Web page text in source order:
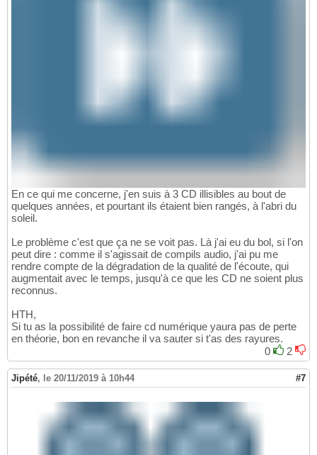
En ce qui me concerne, j'en suis à 3 CD illisibles au bout de
quelques années, et pourtant ils étaient bien rangés, à l'abri du
soleil.
Le problème c'est que ça ne se voit pas. Là j'ai eu du bol, si l'on
peut dire : comme il s'agissait de compils audio, j'ai pu me
rendre compte de la dégradation de la qualité de l'écoute, qui
augmentait avec le temps, jusqu'à ce que les CD ne soient plus
reconnus.
HTH,
Si tu as la possibilité de faire cd numérique yaura pas de perte
en théorie, bon en revanche il va sauter si t'as des rayures.
0
2
Jipété, le 20/11/2019 à 10h44 #7